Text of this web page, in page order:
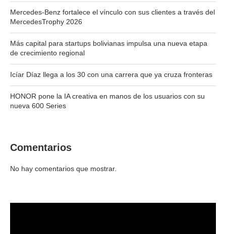
Mercedes-Benz fortalece el vínculo con sus clientes a través del
MercedesTrophy 2026
Más capital para startups bolivianas impulsa una nueva etapa
de crecimiento regional
Icíar Díaz llega a los 30 con una carrera que ya cruza fronteras
HONOR pone la IA creativa en manos de los usuarios con su
nueva 600 Series
Comentarios
No hay comentarios que mostrar.